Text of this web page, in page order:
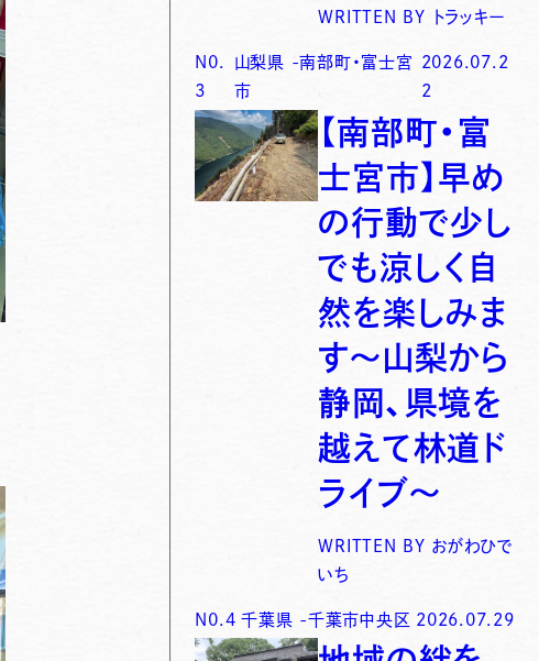
WRITTEN BY トラッキー
N0.
3
山梨県 -南部町・富士宮
市
2026.07.2
2
【南部町・富
士宮市】早め
の行動で少し
でも涼しく自
然を楽しみま
す〜山梨から
静岡、県境を
越えて林道ド
ライブ〜
WRITTEN BY おがわひで
いち
N0. 4 千葉県 -千葉市中央区 2026.07.29